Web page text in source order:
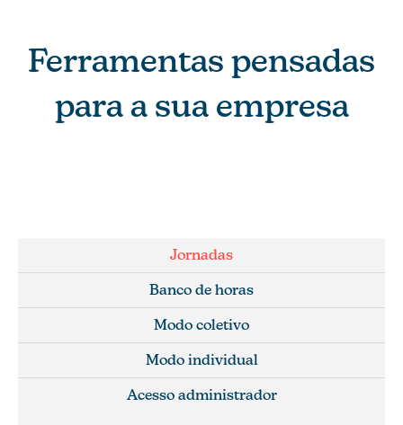
Ferramentas pensadas
para a sua empresa
Jornadas
Banco de horas
Modo coletivo
Modo individual
Acesso administrador